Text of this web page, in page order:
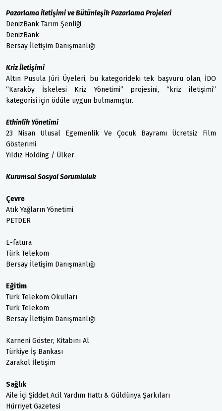
Pazarlama İletişimi ve Bütünleşik Pazarlama Projeleri
DenizBank Tarım Şenliği
DenizBank
Bersay İletişim Danışmanlığı
Kriz İletişimi
Altın Pusula Jüri Üyeleri, bu kategorideki tek başvuru olan, İDO
“Karaköy İskelesi Kriz Yönetimi” projesini, “kriz iletişimi”
kategorisi için ödüle uygun bulmamıştır.
Etkinlik Yönetimi
23 Nisan Ulusal Egemenlik Ve Çocuk Bayramı Ücretsiz Film
Gösterimi
Yıldız Holding / Ülker
Kurumsal Sosyal Sorumluluk
Çevre
Atık Yağların Yönetimi
PETDER
E-fatura
Türk Telekom
Bersay İletişim Danışmanlığı
Eğitim
Türk Telekom Okulları
Türk Telekom
Bersay İletişim Danışmanlığı
Karneni Göster, Kitabını Al
Türkiye İş Bankası
Zarakol İletişim
Sağlık
Aile İçi Şiddet Acil Yardım Hattı & Güldünya Şarkıları
Hürriyet Gazetesi